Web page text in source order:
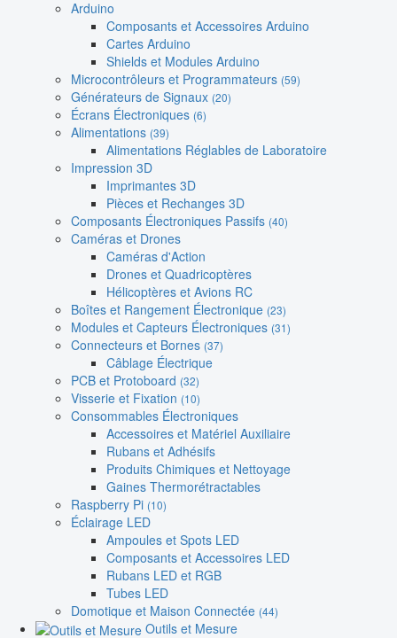
Arduino
Composants et Accessoires Arduino
Cartes Arduino
Shields et Modules Arduino
Microcontrôleurs et Programmateurs (59)
Générateurs de Signaux (20)
Écrans Électroniques (6)
Alimentations (39)
Alimentations Réglables de Laboratoire
Impression 3D
Imprimantes 3D
Pièces et Rechanges 3D
Composants Électroniques Passifs (40)
Caméras et Drones
Caméras d'Action
Drones et Quadricoptères
Hélicoptères et Avions RC
Boîtes et Rangement Électronique (23)
Modules et Capteurs Électroniques (31)
Connecteurs et Bornes (37)
Câblage Électrique
PCB et Protoboard (32)
Visserie et Fixation (10)
Consommables Électroniques
Accessoires et Matériel Auxiliaire
Rubans et Adhésifs
Produits Chimiques et Nettoyage
Gaines Thermorétractables
Raspberry Pi (10)
Éclairage LED
Ampoules et Spots LED
Composants et Accessoires LED
Rubans LED et RGB
Tubes LED
Domotique et Maison Connectée (44)
Outils et Mesure